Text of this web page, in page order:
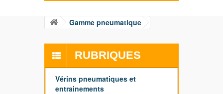
Par exemple +distributeur +CD01
Gamme pneumatique
RUBRIQUES
Vérins pneumatiques et
entrainements